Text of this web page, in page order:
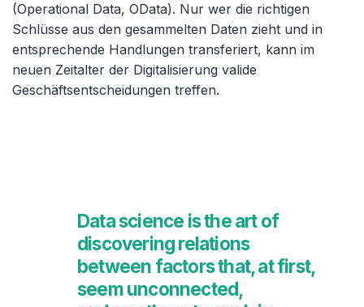
(Operational Data, OData). Nur wer die richtigen
Schlüsse aus den gesammelten Daten zieht und in
entsprechende Handlungen transferiert, kann im
neuen Zeitalter der Digitalisierung valide
Geschäftsentscheidungen treffen.
Data science is the art of
discovering relations
between factors that, at first,
seem unconnected,